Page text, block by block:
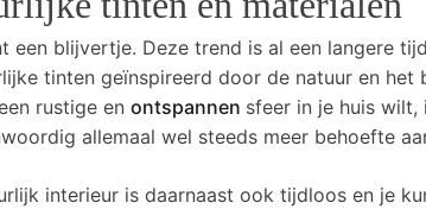
een blijvertje. Deze trend is al een langere
tinten geïnspireerd door de natuur en het
rustige en ontspannen sfeer in je huis wilt,
allemaal wel steeds meer behoefte
interieur is daarnaast ook tijdloos en je